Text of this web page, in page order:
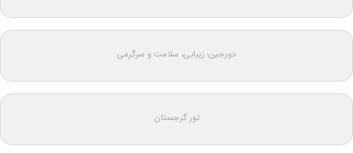
دورجین؛ زیبایی، سلامت و سرگرمی
تور گرجستان